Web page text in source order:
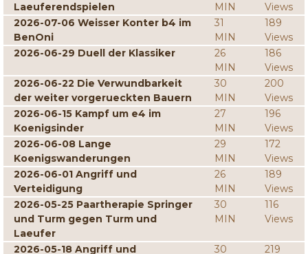
Laeuferendspielen
MIN
Views
2026-07-06 Weisser Konter b4 im
BenOni
31
MIN
189
Views
2026-06-29 Duell der Klassiker
26
MIN
186
Views
2026-06-22 Die Verwundbarkeit
der weiter vorgerueckten Bauern
30
MIN
200
Views
2026-06-15 Kampf um e4 im
Koenigsinder
27
MIN
196
Views
2026-06-08 Lange
Koenigswanderungen
29
MIN
172
Views
2026-06-01 Angriff und
Verteidigung
26
MIN
189
Views
2026-05-25 Paartherapie Springer
und Turm gegen Turm und
Laeufer
30
MIN
116
Views
2026-05-18 Angriff und
30
219